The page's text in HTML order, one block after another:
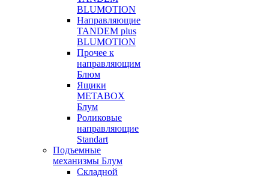
BLUMOTION
Направляющие
TANDEM plus
BLUMOTION
Прочее к
направляющим
Блюм
Ящики
METABOX
Блум
Роликовые
направляющие
Standart
Подъемные
механизмы Блум
Складной